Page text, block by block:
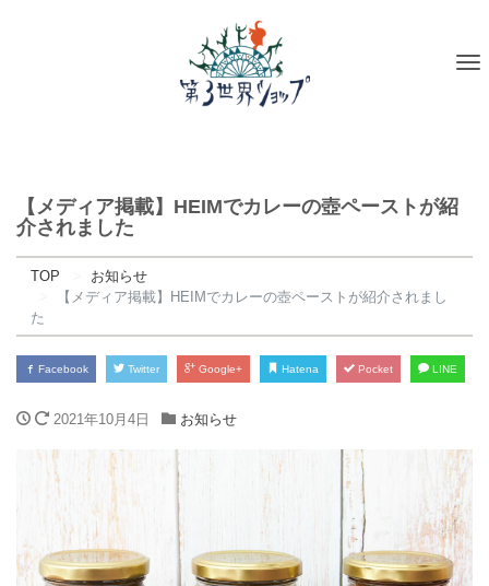
【メディア掲載】HEIMでカレーの壺ペーストが紹
介されました
TOP
お知らせ
【メディア掲載】HEIMでカレーの壺ペーストが紹介されまし
た
Facebook Twitter Google+ Hatena Pocket LINE
2021年10月4日 お知らせ